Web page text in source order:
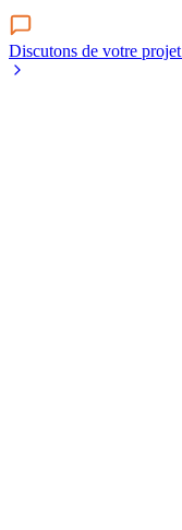
Discutons de votre projet